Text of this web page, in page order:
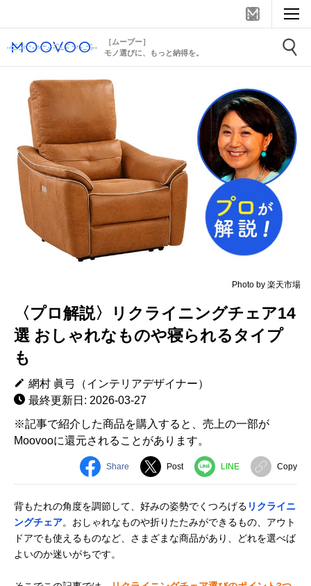
［ムーブー］
モノ選びに、もっと納得を。
Photo by 楽天市場
〈プロ解説〉リクライニングチェア14
選 おしゃれなものや寝られるタイプ
も
網村 眞弓（インテリアデザイナー）
最終更新日: 2026-03-27
※記事で紹介した商品を購入すると、売上の一部が
Moovooに還元されることがあります。
Share Post LINE Copy
背もたれの角度を調節して、好みの姿勢でくつろげる リクライニ
ングチェア。おしゃれなものや折りたたみができるもの、アウト
ドアでも使えるものなど、さまざまな商品があり、どれを選べば
よいのか迷いがちです。